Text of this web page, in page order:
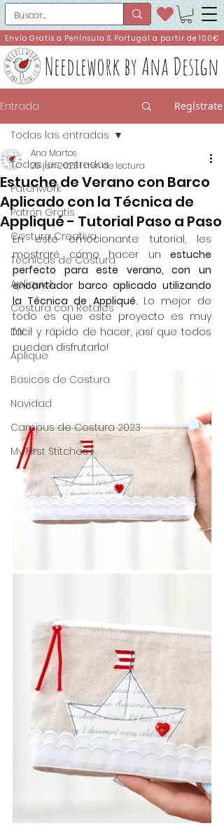
Needlework by Ana Design
Envío Gratis a Península & Portugal a partir de 100€
Entrada Regístrate
Todas las entradas
Patchwork
Patrón Gratis
Costura Creativa
Técnicas de Costura
Apliquick
Costura con Retales
DIY
Aplique
Básicos de Costura
Navidad
Campus de Costura 2023
My First Stitches
Todas las entradas
Estuche de Verano con Barco
Aplicado con la Técnica de
Appliqué - Tutorial Paso a Paso
Ana Martos
29 jun 20231 min de lectura
En este emocionante tutorial, les
mostraré cómo hacer un estuche
perfecto para este verano, con un
encantador barco aplicado utilizando
la Técnica de Appliqué. Lo mejor de
todo es que este proyecto es muy
fácil y rápido de hacer, ¡así que todos
pueden disfrutarlo!